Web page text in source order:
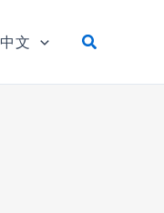
中文